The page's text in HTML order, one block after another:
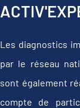
Les diagnostics
par le réseau
sont également
compte de